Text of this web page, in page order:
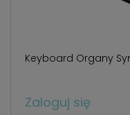
Keyboard Organy
Zaloguj się